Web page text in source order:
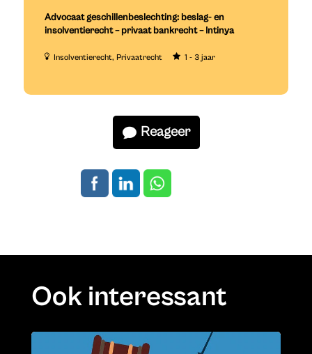
Advocaat geschillenbeslechting: beslag- en
insolventierecht – privaat bankrecht – Intinya
Insolventierecht Privaatrecht 1 - 3 jaar
Reageer
Ook interessant